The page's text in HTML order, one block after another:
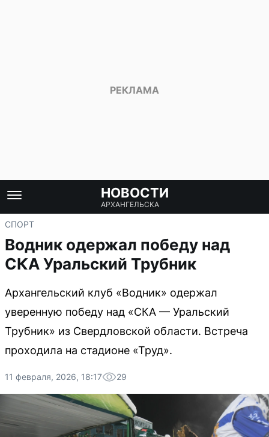
НОВОСТИ
АРХАНГЕЛЬСКА
СПОРТ
Водник одержал победу над
СКА Уральский Трубник
Архангельский клуб «Водник» одержал
уверенную победу над «СКА — Уральский
Трубник» из Свердловской области. Встреча
проходила на стадионе «Труд».
11 февраля, 2026, 18:17 29